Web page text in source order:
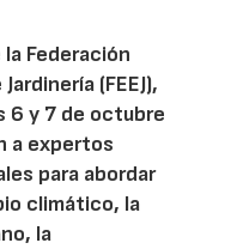
Federación
(FEEJ),
6 y 7 de octubre
a expertos
para abordar
climático, la
la